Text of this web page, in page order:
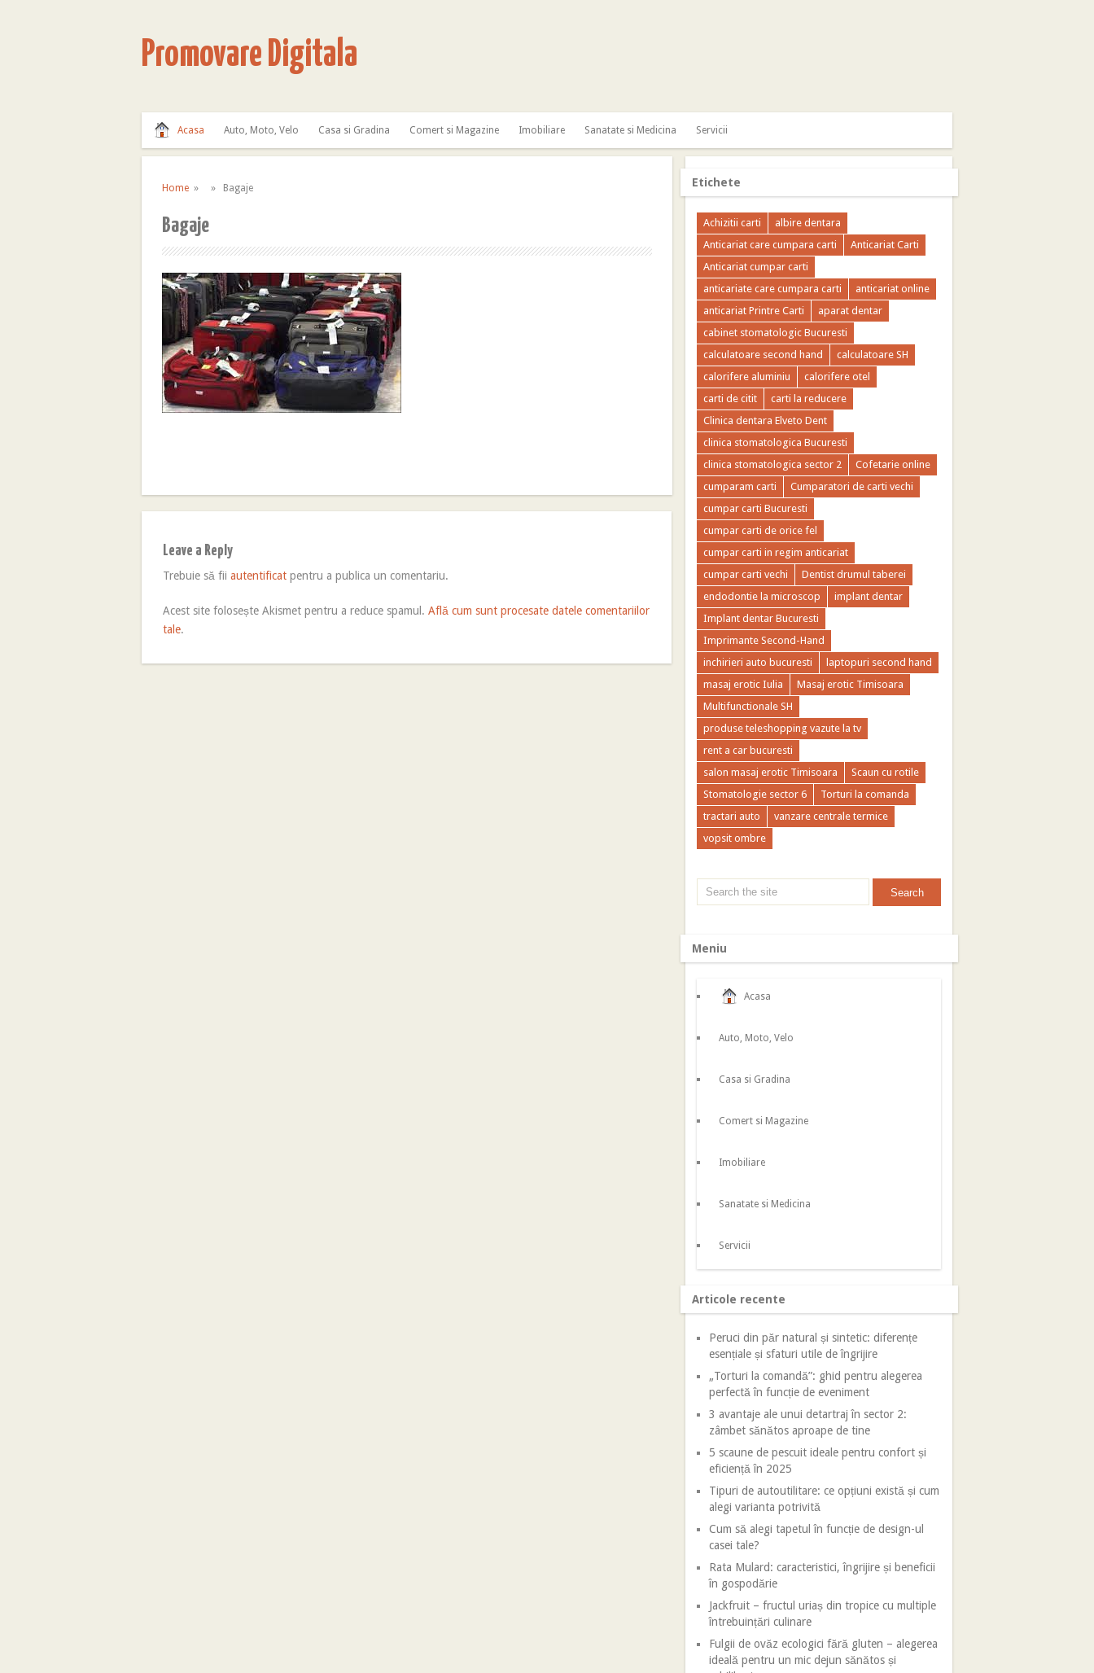
Promovare Digitala
Acasa Auto, Moto, Velo Casa si Gradina Comert si Magazine Imobiliare Sanatate si Medicina Servicii
Home » » Bagaje
Bagaje
Leave a Reply
Trebuie să fiiautentificat pentru a publica un comentariu.
Acest site folosește Akismet pentru a reduce spamul.Află cum sunt procesate datele comentariilor
tale.
Etichete
Achizitii carti
albire dentara
Anticariat care cumpara carti
Anticariat Carti
Anticariat cumpar carti
anticariate care cumpara carti
anticariat online
anticariat Printre Carti
aparat dentar
cabinet stomatologic Bucuresti
calculatoare second hand
calculatoare SH
calorifere aluminiu
calorifere otel
carti de citit
carti la reducere
Clinica dentara Elveto Dent
clinica stomatologica Bucuresti
clinica stomatologica sector 2
Cofetarie online
cumparam carti
Cumparatori de carti vechi
cumpar carti Bucuresti
cumpar carti de orice fel
cumpar carti in regim anticariat
cumpar carti vechi
Dentist drumul taberei
endodontie la microscop
implant dentar
Implant dentar Bucuresti
Imprimante Second-Hand
inchirieri auto bucuresti
laptopuri second hand
masaj erotic Iulia
Masaj erotic Timisoara
Multifunctionale SH
produse teleshopping vazute la tv
rent a car bucuresti
salon masaj erotic Timisoara
Scaun cu rotile
Stomatologie sector 6
Torturi la comanda
tractari auto
vanzare centrale termice
vopsit ombre
Meniu
Acasa
Auto, Moto, Velo
Casa si Gradina
Comert si Magazine
Imobiliare
Sanatate si Medicina
Servicii
Articole recente
Peruci din păr natural și sintetic: diferențe
esențiale și sfaturi utile de îngrijire
„Torturi la comandă”: ghid pentru alegerea
perfectă în funcție de eveniment
3 avantaje ale unui detartraj în sector 2:
zâmbet sănătos aproape de tine
5 scaune de pescuit ideale pentru confort și
eficiență în 2025
Tipuri de autoutilitare: ce opțiuni există și cum
alegi varianta potrivită
Cum să alegi tapetul în funcție de design-ul
casei tale?
Rata Mulard: caracteristici, îngrijire și beneficii
în gospodărie
Jackfruit – fructul uriaș din tropice cu multiple
întrebuințări culinare
Fulgii de ovăz ecologici fără gluten – alegerea
ideală pentru un mic dejun sănătos și